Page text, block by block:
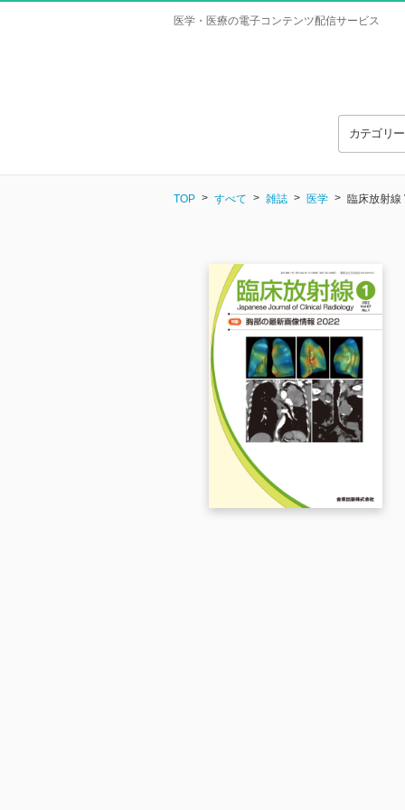
医学・医療の電子コンテンツ配信サービス
カテゴリ
TOP すべて 雑誌 医学 臨床放射線